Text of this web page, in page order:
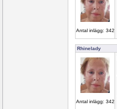
Antal inlägg: 342
Rhinelady
Antal inlägg: 342